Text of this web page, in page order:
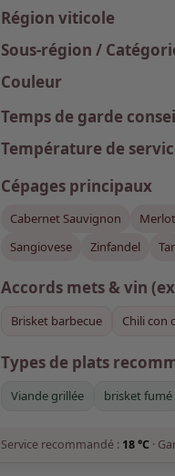
Région viticole
Sous-région /
Couleur
Temps de garde
Température de
Cépages principaux
Cabernet Sauvignon Merlot
Sangiovese
Zinfandel
Accords mets & vin
Brisket barbecue Chili con
Types de plats
Viande grillée brisket fumé
Service recommandé : 18 °C ·